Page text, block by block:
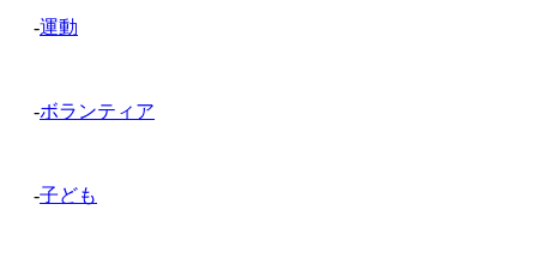
-運動
-ボランティア
-子ども